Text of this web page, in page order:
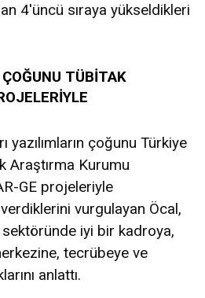
4'üncü sıraya yükseldikleri
TÜBİTAK
yazılımların çoğunu Türkiye
Araştırma Kurumu
GE projeleriyle
vurgulayan Öcal,
sektöründe iyi bir kadroya,
tecrübeye ve
anlattı.